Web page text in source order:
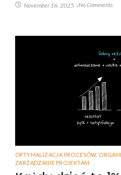
November 16, 2025 /No Comments
OPTYMALIZACJA PROCESÓW,
ZARZĄDZANIE PROJEKTAM